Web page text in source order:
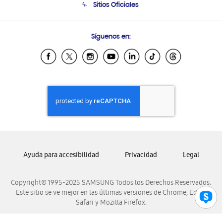
Seguimiento de tu pedido
Soporte vía eMail
Sitios Oficiales
Samsung Ecuador
Samsung El Salvador
Samsung Honduras
Samsung Nicaragua
Samsung Panamá
Samsung Venezuela
Síguenos en:
Copyright© 1995-2025 SAMSUNG Todos los Derechos Reservados.
Este sitio se ve mejor en las últimas versiones de Chrome, Edge,
Safari y Mozilla Firefox.
Ayuda para accesibilidad Privacidad Legal